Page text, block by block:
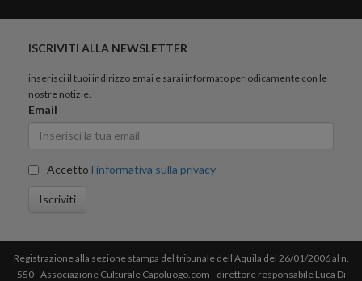
ISCRIVITI ALLA NEWSLETTER
inserisci il tuoi indirizzo emai e sarai informato periodicamente con le
nostre notizie.
Email
Accetto l'informativa sulla privacy
Iscriviti
Registrazione alla sezione stampa del tribunale dell'Aquila del 26/01/2006 al n.
550 - Associazione Culturale Capoluogo.com - direttore responsabile Luca Di